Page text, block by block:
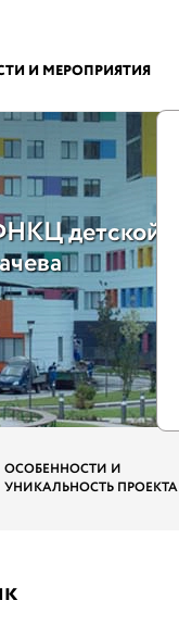
И МЕРОПРИЯТИЯ
детской
ПОДРОБНЕЕ
ОСОБЕННОСТИ И
УНИКАЛЬНОСТЬ ПРОЕКТА